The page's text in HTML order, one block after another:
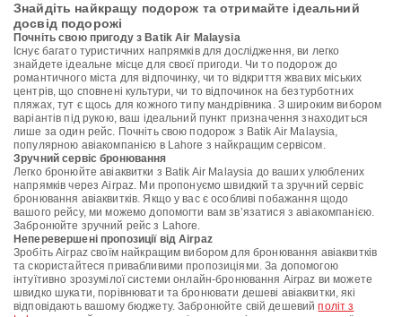
Знайдіть найкращу подорож та отримайте ідеальний
досвід подорожі
Почніть свою пригоду з Batik Air Malaysia
Існує багато туристичних напрямків для дослідження, ви легко
знайдете ідеальне місце для своєї пригоди. Чи то подорож до
романтичного міста для відпочинку, чи то відкриття жвавих міських
центрів, що сповнені культури, чи то відпочинок на безтурботних
пляжах, тут є щось для кожного типу мандрівника. З широким вибором
варіантів під рукою, ваш ідеальний пункт призначення знаходиться
лише за один рейс. Почніть свою подорож з Batik Air Malaysia,
популярною авіакомпанією в Lahore з найкращим сервісом.
Зручний сервіс бронювання
Легко бронюйте авіаквитки з Batik Air Malaysia до ваших улюблених
напрямків через Airpaz. Ми пропонуємо швидкий та зручний сервіс
бронювання авіаквитків. Якщо у вас є особливі побажання щодо
вашого рейсу, ми можемо допомогти вам зв’язатися з авіакомпанією.
Забронюйте зручний рейс з Lahore.
Неперевершені пропозиції від Airpaz
Зробіть Airpaz своїм найкращим вибором для бронювання авіаквитків
та скористайтеся привабливими пропозиціями. За допомогою
інтуїтивно зрозумілої системи онлайн-бронювання Airpaz ви можете
швидко шукати, порівнювати та бронювати дешеві авіаквитки, які
відповідають вашому бюджету. Забронюйте свій дешевийполіт з